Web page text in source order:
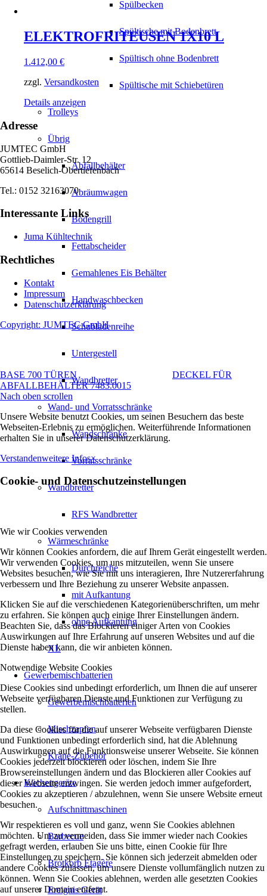
Spülbecken
Spültische mit Bodenbrett
Spültisch ohne Bodenbrett
Spültische mit Schiebetüren
Trolleys
Übrig
Abfallbehälter
Abräumwagen
Bodengrill
Fettabscheider
Gemahlenes Eis Behälter
Handwaschbecken
Schubladenreihe
Untergestell
Wandbretter
Wand- und Vorratsschränke
Wandschränke
Vorratsschränke
Wandbretter
RFS Wandbretter
Wärmeschränke
Durchreiche
mit Aufkantung
ohne Aufkantung
XL
Gewerbemischbatterien
Gewerbemischbatterien
Mischzapfen
Kräne-Zubehör
Küchengeräte
Aufschnittmaschinen
Barbecue
Brotkorb Etagère
Ereignis Gerät
ELEKTROFRITEUSEN 1X10 L
1.412,00 €
zzgl. Versandkosten
Details anzeigen
Adresse
JUMTEC GmbH
Gottlieb-Daimler-Str. 12
65614 Beselich-Obertiefenbach
Tel.: 0152 32163070
Interessante Links
Juma Kühltechnik
Rechtliches
Kontakt
Impressum
Datenschutzerklärung
Copyright: JUMTEC GmbH
BASE 700 TÜREN
DECKEL FÜR
ABFALLBEHÄLTER 7483.0015
Nach oben scrollen
Unsere Website benutzt Cookies, um seinen Besuchern das beste
Webseiten-Erlebnis zu ermöglichen. Weiterführende Informationen
erhalten Sie in unserer Datenschutzerklärung.
Verstandenweitere Infos×
Cookie- und Datenschutzeinstellungen
Wie wir Cookies verwenden
Wir können Cookies anfordern, die auf Ihrem Gerät eingestellt werden.
Wir verwenden Cookies, um uns mitzuteilen, wenn Sie unsere
Websites besuchen, wie Sie mit uns interagieren, Ihre Nutzererfahrung
verbessern und Ihre Beziehung zu unserer Website anpassen.
Klicken Sie auf die verschiedenen Kategorienüberschriften, um mehr
zu erfahren. Sie können auch einige Ihrer Einstellungen ändern.
Beachten Sie, dass das Blockieren einiger Arten von Cookies
Auswirkungen auf Ihre Erfahrung auf unseren Websites und auf die
Dienste haben kann, die wir anbieten können.
Notwendige Website Cookies
Diese Cookies sind unbedingt erforderlich, um Ihnen die auf unserer
Webseite verfügbaren Dienste und Funktionen zur Verfügung zu
stellen.
Da diese Cookies für die auf unserer Webseite verfügbaren Dienste
und Funktionen unbedingt erforderlich sind, hat die Ablehnung
Auswirkungen auf die Funktionsweise unserer Webseite. Sie können
Cookies jederzeit blockieren oder löschen, indem Sie Ihre
Browsereinstellungen ändern und das Blockieren aller Cookies auf
dieser Webseite erzwingen. Sie werden jedoch immer aufgefordert,
Cookies zu akzeptieren / abzulehnen, wenn Sie unsere Website erneut
besuchen.
Wir respektieren es voll und ganz, wenn Sie Cookies ablehnen
möchten. Um zu vermeiden, dass Sie immer wieder nach Cookies
gefragt werden, erlauben Sie uns bitte, einen Cookie für Ihre
Einstellungen zu speichern. Sie können sich jederzeit abmelden oder
andere Cookies zulassen, um unsere Dienste vollumfänglich nutzen zu
können. Wenn Sie Cookies ablehnen, werden alle gesetzten Cookies
auf unserer Domain entfernt.